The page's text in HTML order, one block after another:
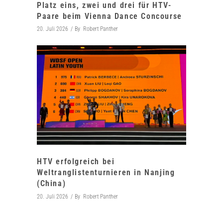
Platz eins, zwei und drei für HTV-
Paare beim Vienna Dance Concourse
20. Juli 2026 By Robert Panther
HTV erfolgreich bei
Weltranglistenturnieren in Nanjing
(China)
20. Juli 2026 By Robert Panther